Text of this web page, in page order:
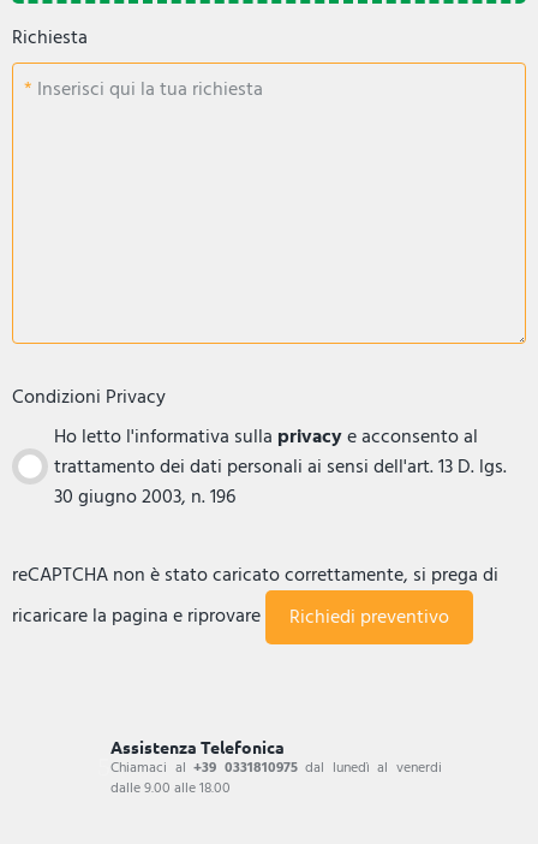
Richiesta
Inserisci qui la tua richiesta
Condizioni Privacy
Ho letto l'informativa sulla privacye acconsento al
trattamento dei dati personali ai sensi dell'art. 13 D. lgs.
30 giugno 2003, n. 196
reCAPTCHA non è stato caricato correttamente, si prega di
ricaricare la pagina e riprovare
Assistenza Telefonica
Chiamaci al+39 0331810975dal lunedì al venerdi
dalle 9.00 alle 18.00